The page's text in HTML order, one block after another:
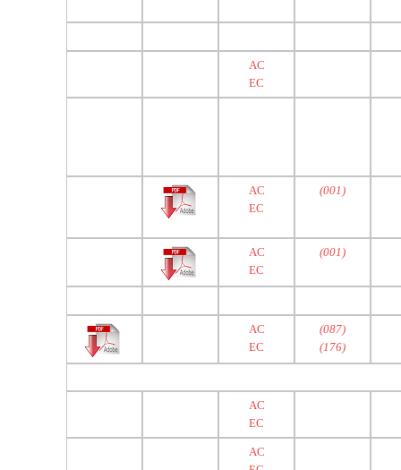
AC
EC
(001)
AC
EC
(001)
AC
EC
(087)
(176)
AC
EC
AC
EC
AC